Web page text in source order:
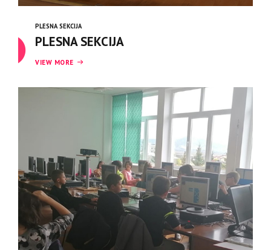
PLESNA SEKCIJA
PLESNA SEKCIJA
VIEW MORE